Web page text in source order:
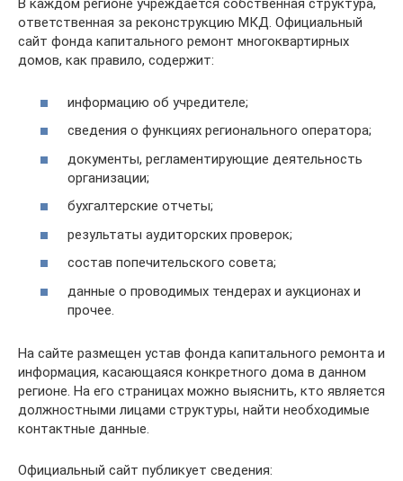
В каждом регионе учреждается собственная структура,
ответственная за реконструкцию МКД. Официальный
сайт фонда капитального ремонт многоквартирных
домов, как правило, содержит:
информацию об учредителе;
сведения о функциях регионального оператора;
документы, регламентирующие деятельность
организации;
бухгалтерские отчеты;
результаты аудиторских проверок;
состав попечительского совета;
данные о проводимых тендерах и аукционах и
прочее.
На сайте размещен устав фонда капитального ремонта и
информация, касающаяся конкретного дома в данном
регионе. На его страницах можно выяснить, кто является
должностными лицами структуры, найти необходимые
контактные данные.
Официальный сайт публикует сведения: